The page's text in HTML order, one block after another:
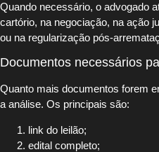
Quando necessário, o advogado
cartório, na negociação, na ação
ou na regularização pós-
Documentos necessários
Quanto mais documentos forem
a análise. Os principais são:
link do leilão;
edital completo;